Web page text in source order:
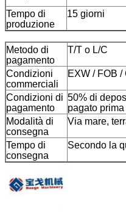
Tempo di
produzione
15 giorni
Metodo di
pagamento
T/T o L/C
Condizioni
commerciali
EXW / FOB /
Condizioni di
pagamento
50% di
pagato
Modalità di
consegna
Via mare,
Tempo di
consegna
Secondo la